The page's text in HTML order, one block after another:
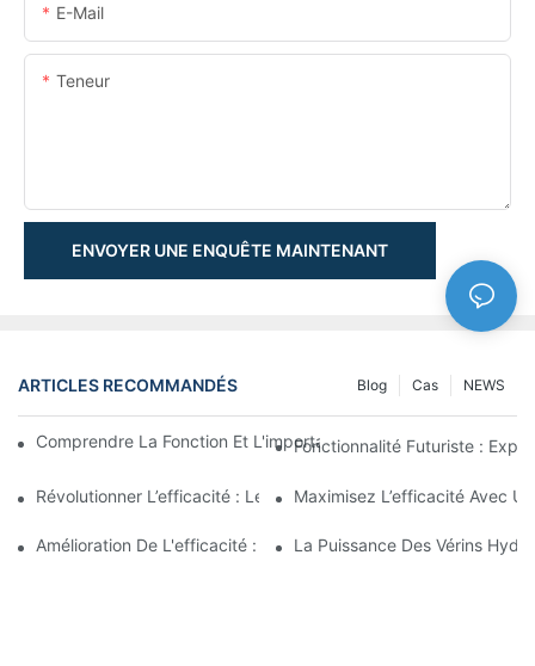
E-Mail
Teneur
ENVOYER UNE ENQUÊTE MAINTENANT
ARTICLES RECOMMANDÉS NEWS
Cas
Blog
Comprendre La Fonction Et L'importance Des Vérins
Fonctionnalité Futuriste :
Révolutionner L’efficacité : Le Vérin Télescopique Électrique
Maximisez L’efficacité Avec
Amélioration De L'efficacité : Les Avantages D'un Vérin
La Puissance Des Vérins